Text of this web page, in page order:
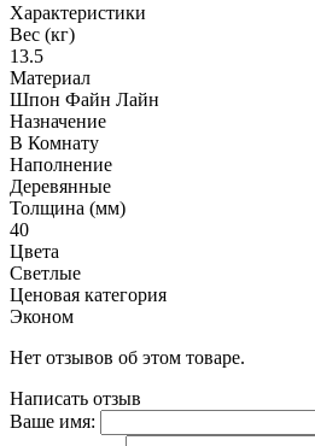
Характеристики
Вес (кг)
13.5
Материал
Шпон Файн Лайн
Назначение
В Комнату
Наполнение
Деревянные
Толщина (мм)
40
Цвета
Светлые
Ценовая категория
Эконом
Нет отзывов об этом товаре.
Написать отзыв
Ваше имя: